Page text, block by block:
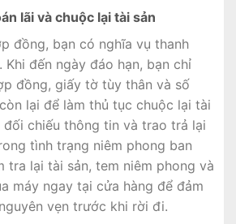
lãi và chuộc lại tài sản
đồng, bạn có nghĩa vụ thanh
Khi đến ngày đáo hạn, bạn chỉ
đồng, giấy tờ tùy thân và số
lại để làm thủ tục chuộc lại tài
đối chiếu thông tin và trao trả lại
tình trạng niêm phong ban
tra lại tài sản, tem niêm phong và
máy ngay tại cửa hàng để đảm
vẹn trước khi rời đi.